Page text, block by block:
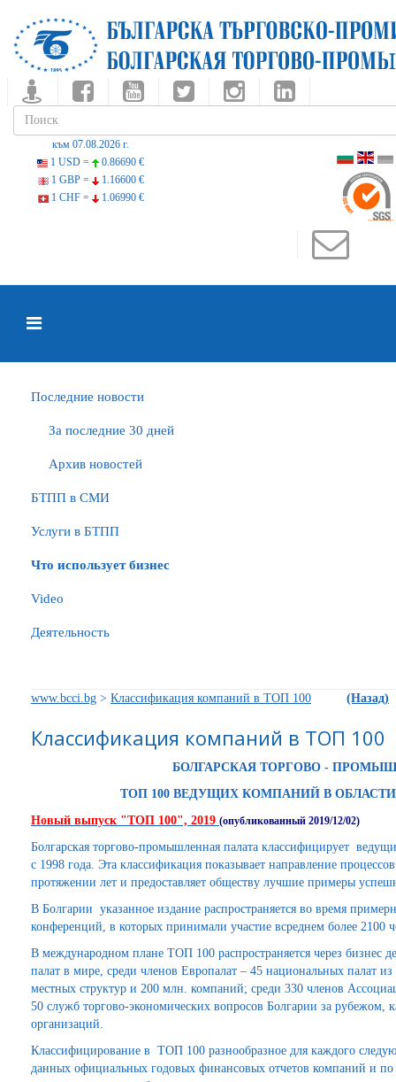
към 07.08.2026 г.
1 USD =
0.86690 €
1 GBP =
1.16600 €
1 CHF =
1.06990 €
Последние новости
За последние 30 дней
Архив новостей
БTПП в СМИ
Услуги в БТПП
Что использует бизнес
Video
Деятельность
www.bcci.bg > Классификация компаний в ТОП 100 (Назад)
Классификация компаний в ТОП 100
БОЛГАРСКАЯ ТОРГОВО -
ТОП 100 ВЕДУЩИХ КОМПАНИЙ В
Новый выпуск "ТОП 100", 2019 (опубликованный 2019/12/02)
Болгарская торгово-промышленная палата классифицирует
с 1998 года. Эта классификация показывает направление
протяжении лет и предоставляет обществу лучшие примеры
В Болгарии указанное издание распространяется во время
конференций, в которых принимали участие всреднем более 2100
В международном плане ТОП 100 распространяется через бизнес
палат в мире, среди членов Европалат – 45 национальных палат
местных структур и 200 млн. компаний; среди 330 членов
50 служб торгово-экономических вопросов Болгарии за рубежом,
организаций.
Классифицирование в ТОП 100 разнообразное для каждого
данных официальных годовых финансовых отчетов компаний и